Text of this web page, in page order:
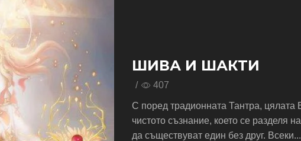
ШИВА И ШАКТИ
/ 407
С поред традионната Тантра, цялата
чистото съзнание, което се разделя
да съществуват един без друг. Всеки...